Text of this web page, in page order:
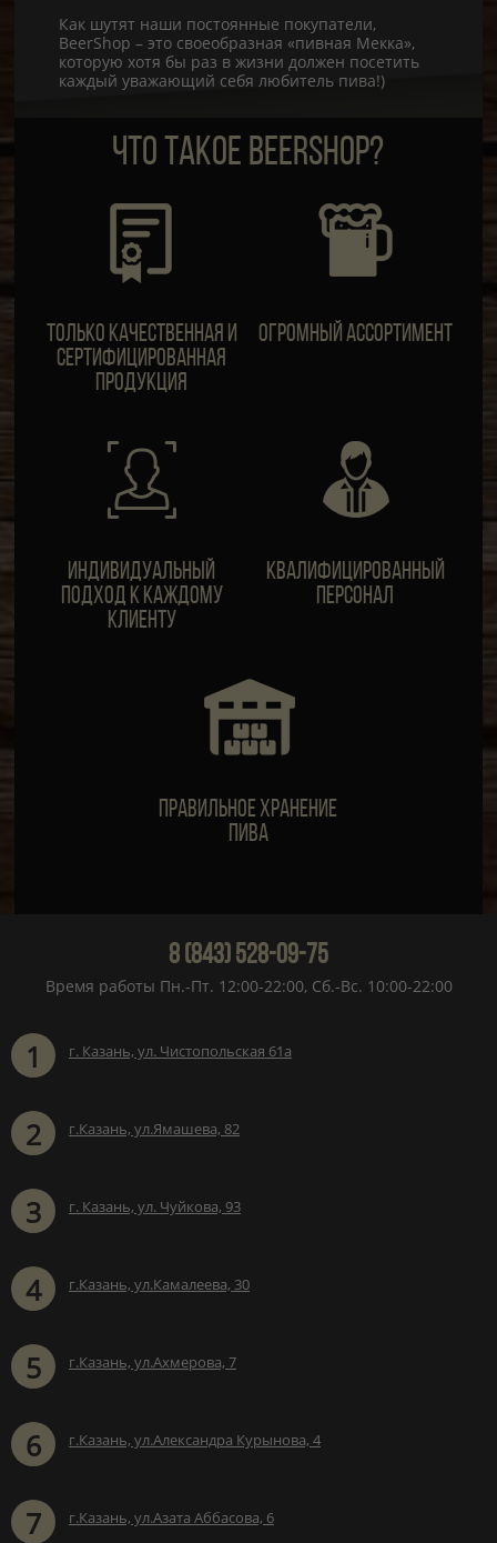
Как шутят наши постоянные покупатели,
BeerShop – это своеобразная «пивная Мекка»,
которую хотя бы раз в жизни должен посетить
каждый уважающий себя любитель пива!)
ЧТО ТАКОЕ BEERSHOP?
Только качественная и
сертифицированная
продукция
Огромный ассортимент
ИндивидуальныЙ
подход к каждому
клиенту
Квалифицированный
персонал
Правильное хранение
пива
8 (843) 528-09-75
Время работы Пн.-Пт. 12:00-22:00, Сб.-Вс. 10:00-22:00
1 г. Казань, ул. Чистопольская 61а
2 г.Казань, ул.Ямашева, 82
3 г. Казань, ул. Чуйкова, 93
4 г.Казань, ул.Камалеева, 30
5 г.Казань, ул.Ахмерова, 7
6 г.Казань, ул.Александра Курынова, 4
7 г.Казань, ул.Азата Аббасова, 6